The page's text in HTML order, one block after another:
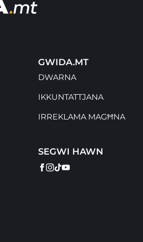
GWIDA.MT
DWARNA
IKKUNTATTJANA
IRREKLAMA MAGĦNA
SEGWI HAWN
FACEBOOK
INSTAGRAM
TIKTOK
YOUTUBE